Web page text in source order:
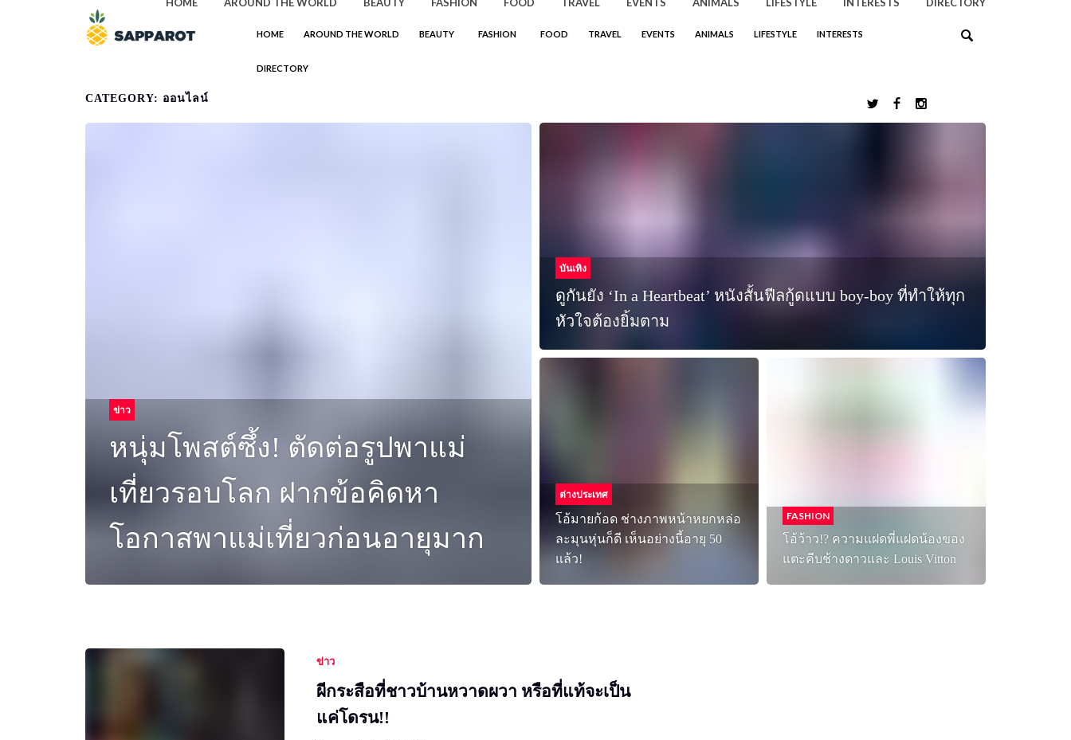
HOME AROUND THE WORLD BEAUTY FASHION FOOD TRAVEL EVENTS ANIMALS LIFESTYLE INTERESTS
DIRECTORY
CATEGORY: ออนไลน์
ข่าว
หนุ่มโพสต์ซึ้ง! ตัดต่อรูปพาแม่
เที่ยวรอบโลก ฝากข้อคิดหา
โอกาสพาแม่เที่ยวก่อนอายุมาก
บันเทิง
ดูกันยัง ‘In a Heartbeat’ หนังสั้นฟีลกู้ดแบบ boy-boy ที่ทำให้ทุก
หัวใจต้องยิ้มตาม
ต่างประเทศ
โอ้มายก้อด ช่างภาพหน้าหยกหล่อ
ละมุนหุ่นก็ดี เห็นอย่างนี้อายุ 50
แล้ว!
FASHION
โอ้ว้าว!? ความแฝดพี่แฝดน้องของ
แตะคีบช้างดาวและ Louis Vitton
ข่าว
ผีกระสือที่ชาวบ้านหวาดผวา หรือที่แท้จะเป็น
แค่โดรน!!